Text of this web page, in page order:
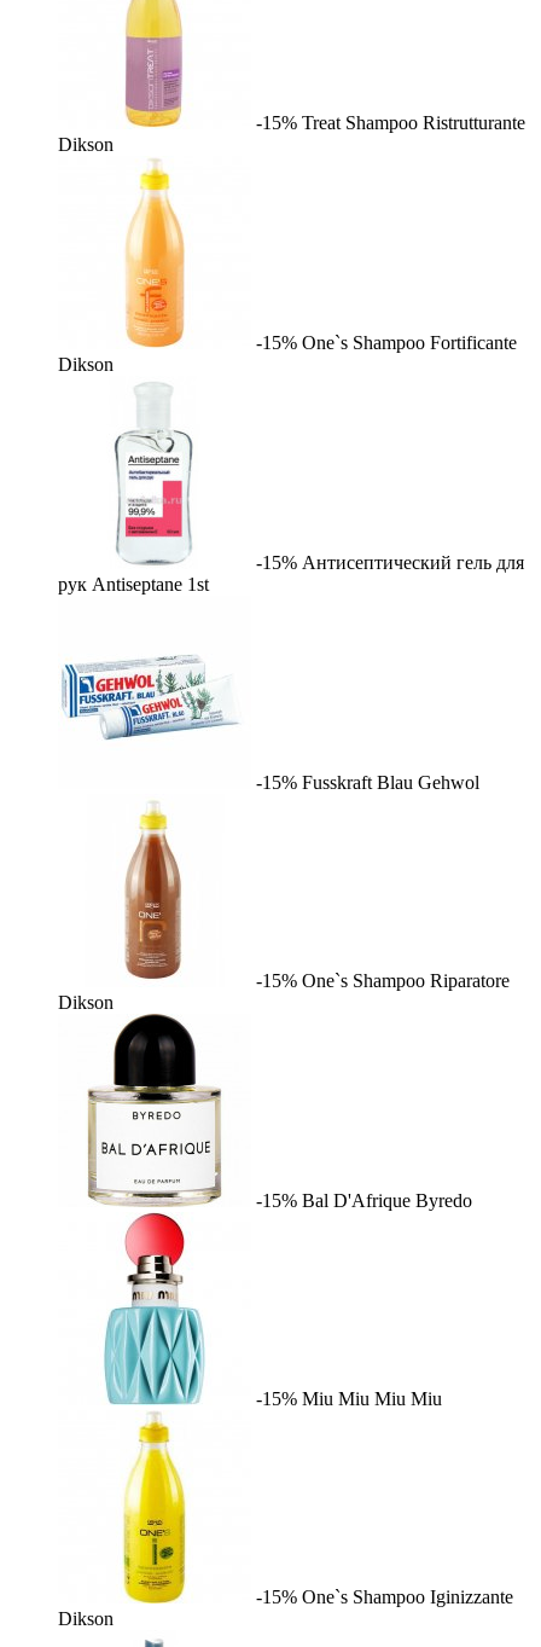
-15% Treat Shampoo Ristrutturante
Dikson
-15% One`s Shampoo Fortificante
Dikson
-15% Антисептический гель для
рук Antiseptane 1st
-15% Fusskraft Blau Gehwol
-15% One`s Shampoo Riparatore
Dikson
-15% Bal D'Afrique Byredo
-15% Miu Miu Miu Miu
-15% One`s Shampoo Iginizzante
Dikson